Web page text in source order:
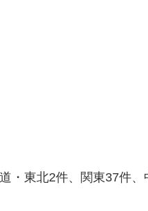
・東北2件、関東37件、